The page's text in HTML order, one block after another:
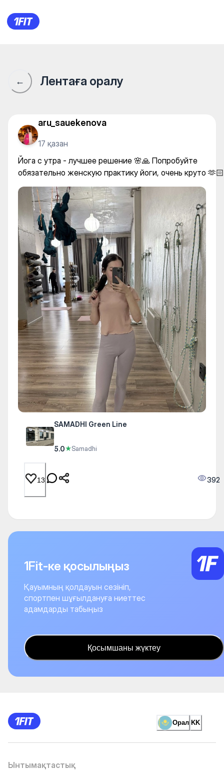
SAMADHI Green Line — Yoga
← Лентаға оралу
aru_sauekenova
17 қазан
Йога с утра - лучшее решение 🌸🙏 Попробуйте
обязательно женскую практику йоги, очень круто 🫶🏻
SAMADHI Green Line
5.0★Samadhi
13 392
1Fit-ке қосылыңыз
Қауымның қолдауын сезініп,
спортпен шұғылдануға ниеттес
адамдарды табыңыз
Қосымшаны жүктеу
Орал KK
Ынтымақтастық